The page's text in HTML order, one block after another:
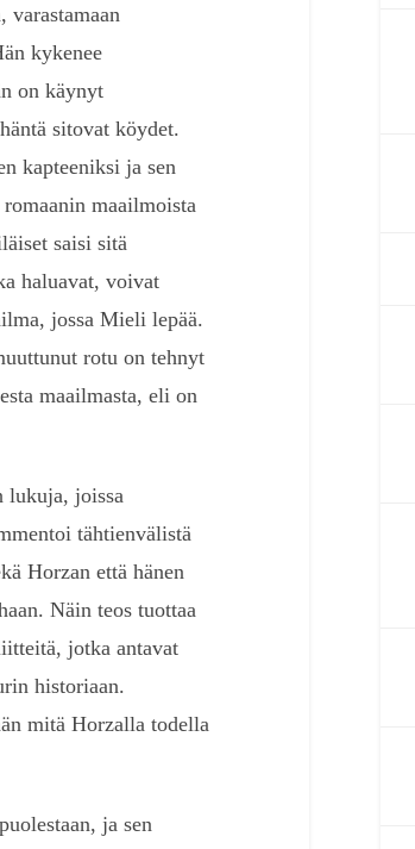
varastamaan
kykenee
on käynyt
sitovat köydet.
kapteeniksi ja sen
maailmoista
saisi sitä
haluavat, voivat
jossa Mieli lepää.
rotu on tehnyt
maailmasta, eli on
lukuja, joissa
tähtienvälistä
Horzan että hänen
Näin teos tuottaa
jotka antavat
historiaan.
mitä Horzalla todella
ja sen